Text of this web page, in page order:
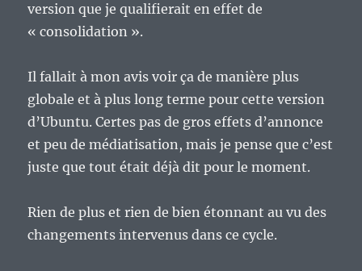
version que je qualifierait en effet de
« consolidation ».
Il fallait à mon avis voir ça de manière plus
globale et à plus long terme pour cette version
d’Ubuntu. Certes pas de gros effets d’annonce
et peu de médiatisation, mais je pense que c’est
juste que tout était déjà dit pour le moment.
Rien de plus et rien de bien étonnant au vu des
changements intervenus dans ce cycle.